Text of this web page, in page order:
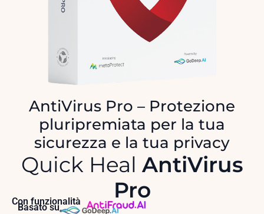
AntiVirus Pro – Protezione
pluripremiata per la tua
sicurezza e la tua privacy
Quick Heal AntiVirus
Pro
Con funzionalità
Basato su